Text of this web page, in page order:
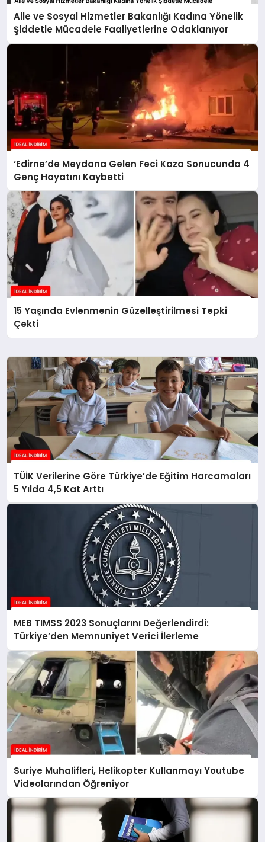
Aile ve Sosyal Hizmetler Bakanlığı Kadına Yönelik
Şiddetle Mücadele Faaliyetlerine Odaklanıyor
‘Edirne’de Meydana Gelen Feci Kaza Sonucunda 4
Genç Hayatını Kaybetti
15 Yaşında Evlenmenin Güzelleştirilmesi Tepki
Çekti
TÜİK Verilerine Göre Türkiye’de Eğitim Harcamaları
5 Yılda 4,5 Kat Arttı
MEB TIMSS 2023 Sonuçlarını Değerlendirdi:
Türkiye’den Memnuniyet Verici İlerleme
Suriye Muhalifleri, Helikopter Kullanmayı Youtube
Videolarından Öğreniyor